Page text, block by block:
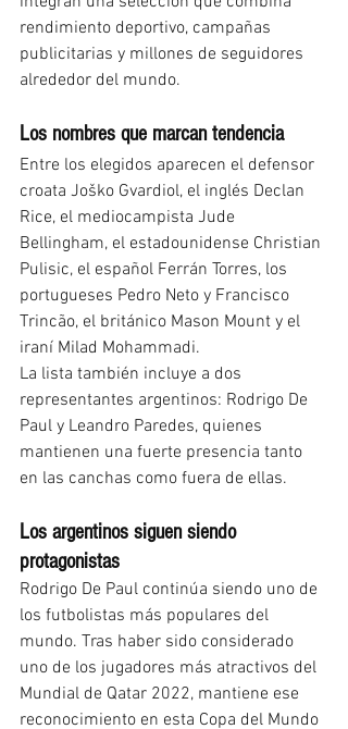
rendimiento deportivo, campañas
publicitarias y millones de seguidores
alrededor del mundo.
Los nombres que marcan tendencia
Entre los elegidos aparecen el defensor
croata Joško Gvardiol, el inglés Declan
Rice, el mediocampista Jude
Bellingham, el estadounidense Christian
Pulisic, el español Ferrán Torres, los
portugueses Pedro Neto y Francisco
Trincão, el británico Mason Mount y el
iraní Milad Mohammadi.
La lista también incluye a dos
representantes argentinos: Rodrigo De
Paul y Leandro Paredes, quienes
mantienen una fuerte presencia tanto
en las canchas como fuera de ellas.
Los argentinos siguen siendo
protagonistas
Rodrigo De Paul continúa siendo uno de
los futbolistas más populares del
mundo. Tras haber sido considerado
uno de los jugadores más atractivos del
Mundial de Qatar 2022, mantiene ese
reconocimiento en esta Copa del Mundo